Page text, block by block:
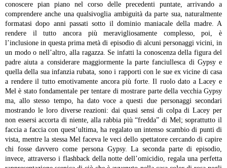
conoscere pian piano nel corso delle precedenti puntate, arrivando a
comprendere anche una qualsivoglia ambiguità da parte sua, naturalmente
formatasi dopo anni passati sotto il dominio maniacale della madre. A
rendere il tutto ancora più meravigliosamente complesso, poi, è
l’inclusione in questa prima metà di episodio di alcuni personaggi vicini, in
un modo o nell’altro, alla ragazza. Se infatti la conoscenza della figura del
padre aiuta a considerare maggiormente la parte fanciullesca di Gypsy e
quella della sua infanzia rubata, sono i rapporti con le sue ex vicine di casa
a rendere il tutto emotivamente ancora più forte. Il ruolo dato a Lacey e
Mel è stato fondamentale per tentare di mostrare parte della vecchia Gypsy
ma, allo stesso tempo, ha dato voce a questi due personaggi secondari
mostrando le loro diverse reazioni: dai quasi sensi di colpa di Lacey per
non essersi accorta di niente, alla rabbia più “fredda” di Mel; soprattutto il
faccia a faccia con quest’ultima, ha regalato un intenso scambio di punti di
vista, mentre la stessa Mel faceva le veci dello spettatore cercando di capire
chi fosse davvero come persona Gypsy. La seconda parte di episodio,
invece, attraverso i flashback della notte dell’omicidio, regala una perfetta